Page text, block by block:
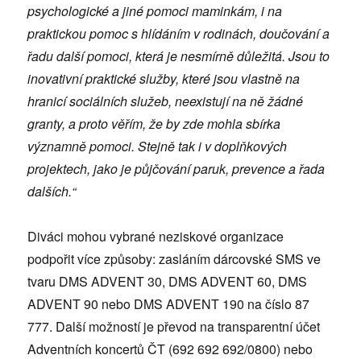
psychologické a jiné pomoci maminkám, i na
praktickou pomoc s hlídáním v rodinách, doučování a
řadu další pomoci, která je nesmírně důležitá. Jsou to
inovativní praktické služby, které jsou vlastně na
hranicí sociálních služeb, neexistují na ně žádné
granty, a proto věřím, že by zde mohla sbírka
významně pomoci. Stejně tak i v doplňkových
projektech, jako je půjčování paruk, prevence a řada
dalších.“
Diváci mohou vybrané neziskové organizace
podpořit více způsoby: zasláním dárcovské SMS ve
tvaru DMS ADVENT 30, DMS ADVENT 60, DMS
ADVENT 90 nebo DMS ADVENT 190 na číslo 87
777. Další možností je převod na transparentní účet
Adventních koncertů ČT (692 692 692/0800) nebo